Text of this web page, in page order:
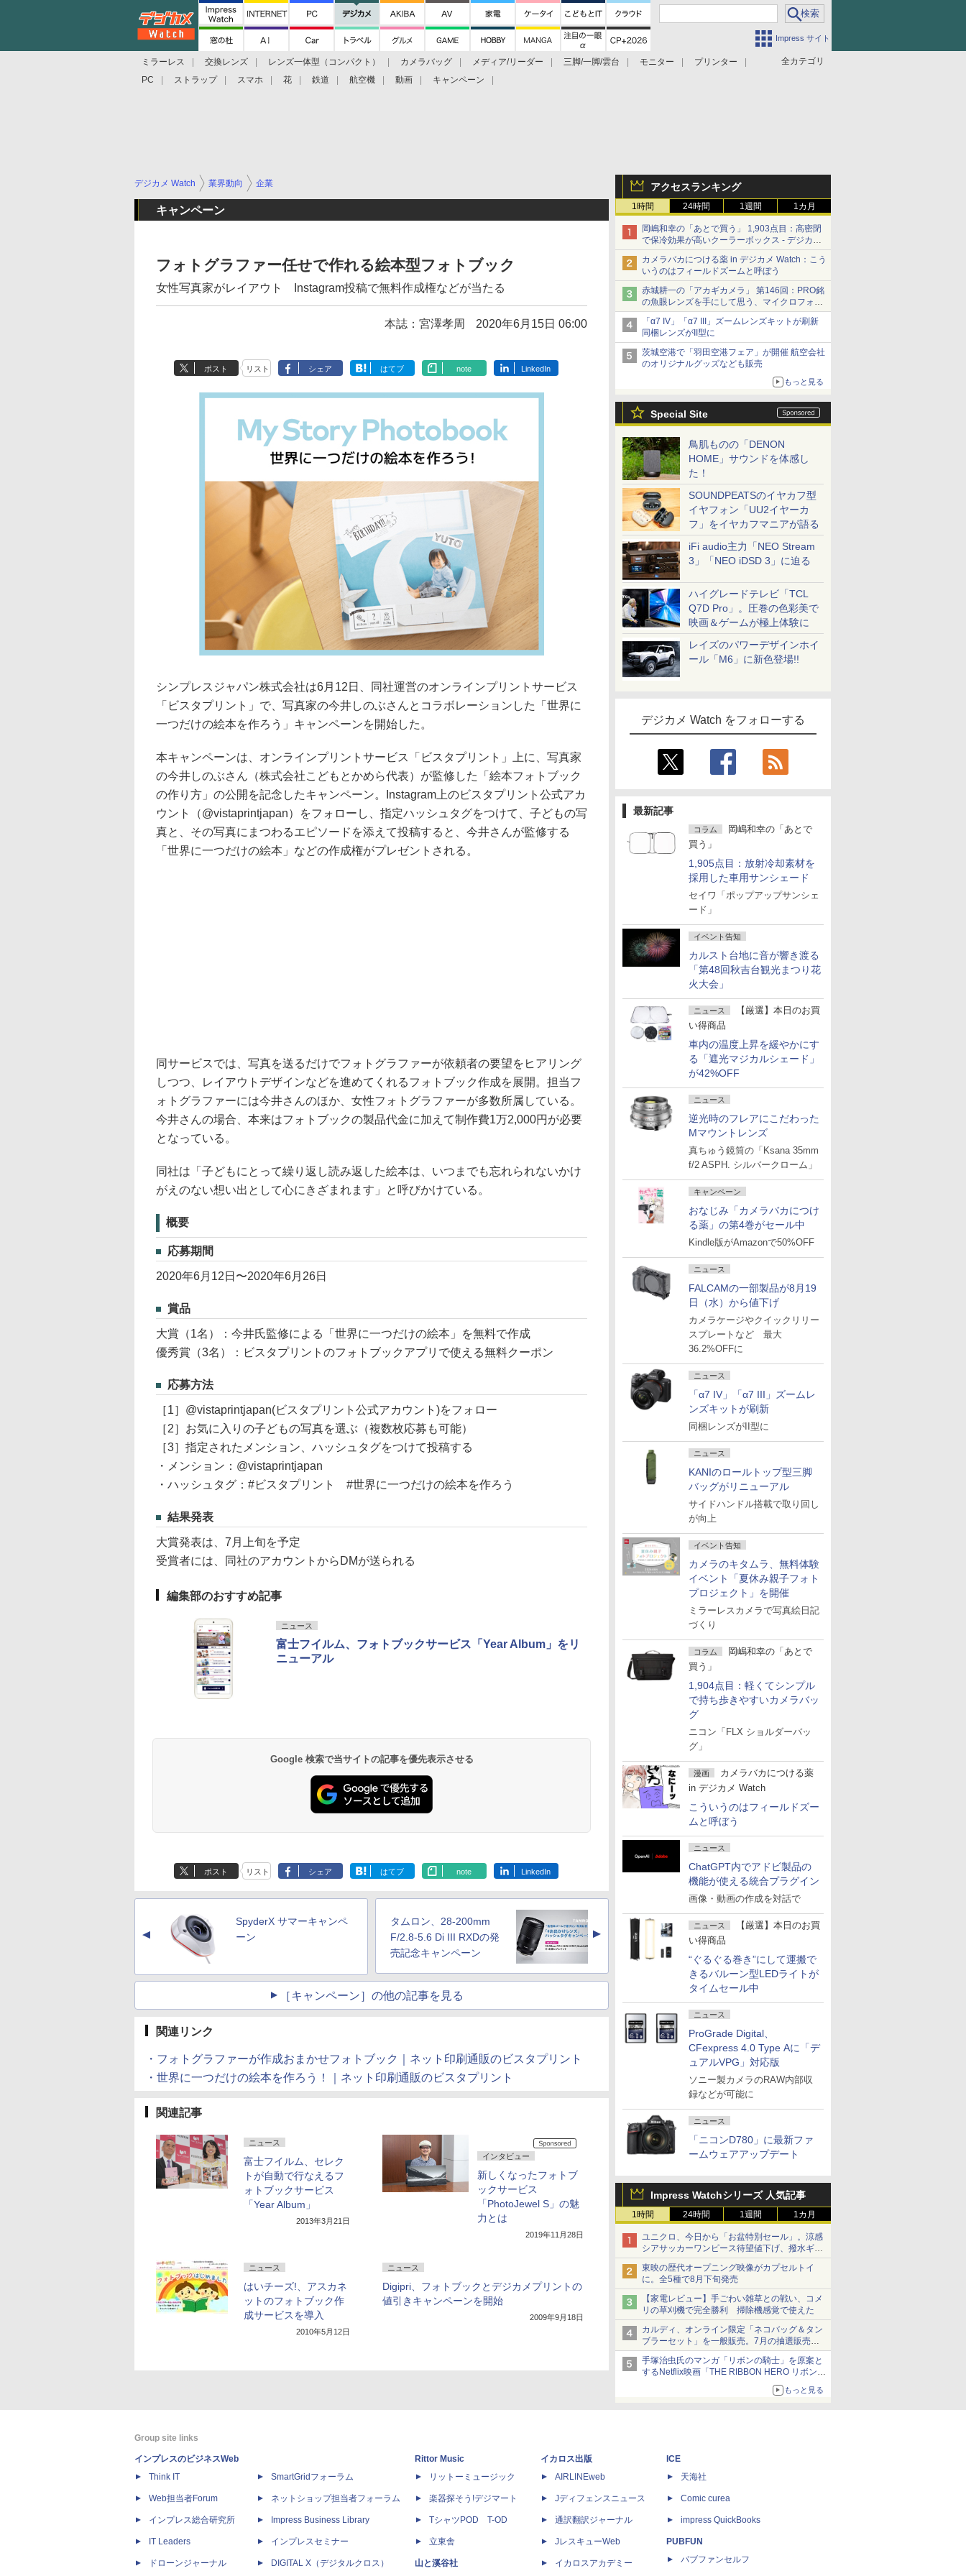
Impress サイト
全カテゴリ
ミラーレス 交換レンズ レンズ一体型（コンパクト） カメラバッグ メディア/リーダー 三脚/一脚/雲台 モニター
プリンター
PC
ストラップ スマホ 花 鉄道 航空機 動画 キャンペーン
アクセスランキング
1時間 24時間 1週間 1カ月
岡嶋和幸の「あとで買う」 1,903点目：高密閉
で保冷効果が高いクーラーボックス - デジカメ
Watch
カメラバカにつける薬 in デジカメ Watch：こう
いうのはフィールドズームと呼ぼう
赤城耕一の「アカギカメラ」 第146回：PRO銘
の魚眼レンズを手にして思う、マイクロフォー
サーズへの期待と可能性
「α7 IV」「α7 III」ズームレンズキットが刷新
同梱レンズがII型に
茨城空港で「羽田空港フェア」が開催 航空会社
のオリジナルグッズなども販売
もっと見る
Special Site
鳥肌ものの「DENON
HOME」サウンドを体感し
た！
SOUNDPEATSのイヤカフ型
イヤフォン「UU2イヤーカ
フ」をイヤカフマニアが語る
iFi audio主力「NEO Stream
3」「NEO iDSD 3」に迫る
ハイグレードテレビ「TCL
Q7D Pro」。圧巻の色彩美で
映画＆ゲームが極上体験に
レイズのパワーデザインホイ
ール「M6」に新色登場!!
デジカメ Watch をフォローする
最新記事
コラム
岡嶋和幸の「あとで
買う」
1,905点目：放射冷却素材を
採用した車用サンシェード
セイワ「ポップアップサンシェ
ード」
イベント告知
カルスト台地に音が響き渡る
「第48回秋吉台観光まつり花
火大会」
ニュース
【厳選】本日のお買
い得商品
車内の温度上昇を緩やかにす
る「遮光マジカルシェード」
が42%OFF
ニュース
逆光時のフレアにこだわった
Mマウントレンズ
真ちゅう鏡筒の「Ksana 35mm
f/2 ASPH. シルバークローム」
キャンペーン
おなじみ「カメラバカにつけ
る薬」の第4巻がセール中
Kindle版がAmazonで50%OFF
ニュース
FALCAMの一部製品が8月19
日（水）から値下げ
カメラケージやクイックリリー
スプレートなど 最大
36.2%OFFに
ニュース
「α7 IV」「α7 III」ズームレ
ンズキットが刷新
同梱レンズがII型に
ニュース
KANIのロールトップ型三脚
バッグがリニューアル
サイドハンドル搭載で取り回し
が向上
イベント告知
カメラのキタムラ、無料体験
イベント「夏休み親子フォト
プロジェクト」を開催
ミラーレスカメラで写真絵日記
づくり
コラム
岡嶋和幸の「あとで
買う」
1,904点目：軽くてシンプル
で持ち歩きやすいカメラバッ
グ
ニコン「FLX ショルダーバッ
グ」
漫画
カメラバカにつける薬
in デジカメ Watch
こういうのはフィールドズー
ムと呼ぼう
ニュース
ChatGPT内でアドビ製品の
機能が使える統合プラグイン
画像・動画の作成を対話で
ニュース
【厳選】本日のお買
い得商品
“ぐるぐる巻き”にして運搬で
きるバルーン型LEDライトが
タイムセール中
ニュース
ProGrade Digital、
CFexpress 4.0 Type Aに「デ
ュアルVPG」対応版
ソニー製カメラのRAW内部収
録などが可能に
ニュース
「ニコンD780」に最新ファ
ームウェアアップデート
Impress Watchシリーズ 人気記事
1時間 24時間 1週間 1カ月
ユニクロ、今日から「お盆特別セール」。涼感
シアサッカーワンピース待望値下げ、撥水ギア
ショーツは1990円に
東映の歴代オープニング映像がカプセルトイ
に。全5種で8月下旬発売
【家電レビュー】手ごわい雑草との戦い、コメ
リの草刈機で完全勝利 掃除機感覚で使えた
カルディ、オンライン限定「ネコバッグ＆タン
ブラーセット」を一般販売。7月の抽選販売の
当選無効分
手塚治虫氏のマンガ「リボンの騎士」を原案と
するNetflix映画「THE RIBBON HERO リボンヒ
もっと見る
デジカメ Watch 業界動向 企業
キャンペーン
フォトグラファー任せで作れる絵本型フォトブック
女性写真家がレイアウト Instagram投稿で無料作成権などが当たる
本誌：宮澤孝周 2020年6月15日 06:00
ポスト リスト シェア はてブ note LinkedIn
シンプレスジャパン株式会社は6月12日、同社運営のオンラインプリントサービス
「ビスタプリント」で、写真家の今井しのぶさんとコラボレーションした「世界に
一つだけの絵本を作ろう」キャンペーンを開始した。
本キャンペーンは、オンラインプリントサービス「ビスタプリント」上に、写真家
の今井しのぶさん（株式会社こどもとかめら代表）が監修した「絵本フォトブック
の作り方」の公開を記念したキャンペーン。Instagram上のビスタプリント公式アカ
ウント（@vistaprintjapan）をフォローし、指定ハッシュタグをつけて、子どもの写
真と、その写真にまつわるエピソードを添えて投稿すると、今井さんが監修する
「世界に一つだけの絵本」などの作成権がプレゼントされる。
同サービスでは、写真を送るだけでフォトグラファーが依頼者の要望をヒアリング
しつつ、レイアウトデザインなどを進めてくれるフォトブック作成を展開。担当フ
ォトグラファーには今井さんのほか、女性フォトグラファーが多数所属している。
今井さんの場合、本来はフォトブックの製品代金に加えて制作費1万2,000円が必要
となっている。
同社は「子どもにとって繰り返し読み返した絵本は、いつまでも忘れられないかけ
がえのない想い出として心にきざまれます」と呼びかけている。
概要
応募期間
2020年6月12日〜2020年6月26日
賞品
大賞（1名）：今井氏監修による「世界に一つだけの絵本」を無料で作成
優秀賞（3名）：ビスタプリントのフォトブックアプリで使える無料クーポン
応募方法
［1］@vistaprintjapan(ビスタプリント公式アカウント)をフォロー
［2］お気に入りの子どもの写真を選ぶ（複数枚応募も可能）
［3］指定されたメンション、ハッシュタグをつけて投稿する
・メンション：@vistaprintjapan
・ハッシュタグ：#ビスタプリント #世界に一つだけの絵本を作ろう
結果発表
大賞発表は、7月上旬を予定
受賞者には、同社のアカウントからDMが送られる
編集部のおすすめ記事
ニュース
富士フイルム、フォトブックサービス「Year Album」をリ
ニューアル
Google 検索で当サイトの記事を優先表示させる
ポスト リスト シェア はてブ note LinkedIn
▲
SpyderX サマーキャンペ
ーン
タムロン、28-200mm
F/2.8-5.6 Di III RXDの発
売記念キャンペーン
▲
［キャンペーン］の他の記事を見る
関連リンク
・フォトグラファーが作成おまかせフォトブック｜ネット印刷通販のビスタプリント
・世界に一つだけの絵本を作ろう！｜ネット印刷通販のビスタプリント
関連記事
ニュース
富士フイルム、セレク
トが自動で行なえるフ
ォトブックサービス
「Year Album」
2013年3月21日
インタビュー
新しくなったフォトブ
ックサービス
「PhotoJewel S」の魅
力とは
2019年11月28日
ニュース
はいチーズ!、アスカネ
ットのフォトブック作
成サービスを導入
2010年5月12日
ニュース
Digipri、フォトブックとデジカメプリントの
値引きキャンペーンを開始
2009年9月18日
Group site links
インプレスのビジネスWeb
Think IT
Web担当者Forum
インプレス総合研究所
IT Leaders
ドローンジャーナル
SmartGridフォーラム
ネットショップ担当者フォーラム
Impress Business Library
インプレスセミナー
DIGITAL X（デジタルクロス）
Rittor Music
リットーミュージック
楽器探そう!デジマート
TシャツPOD T-OD
立東舎
山と溪谷社
イカロス出版
AIRLINEweb
Jディフェンスニュース
通訳翻訳ジャーナル
JレスキューWeb
イカロスアカデミー
ICE
天海社
Comic curea
impress QuickBooks
PUBFUN
パブファンセルフ